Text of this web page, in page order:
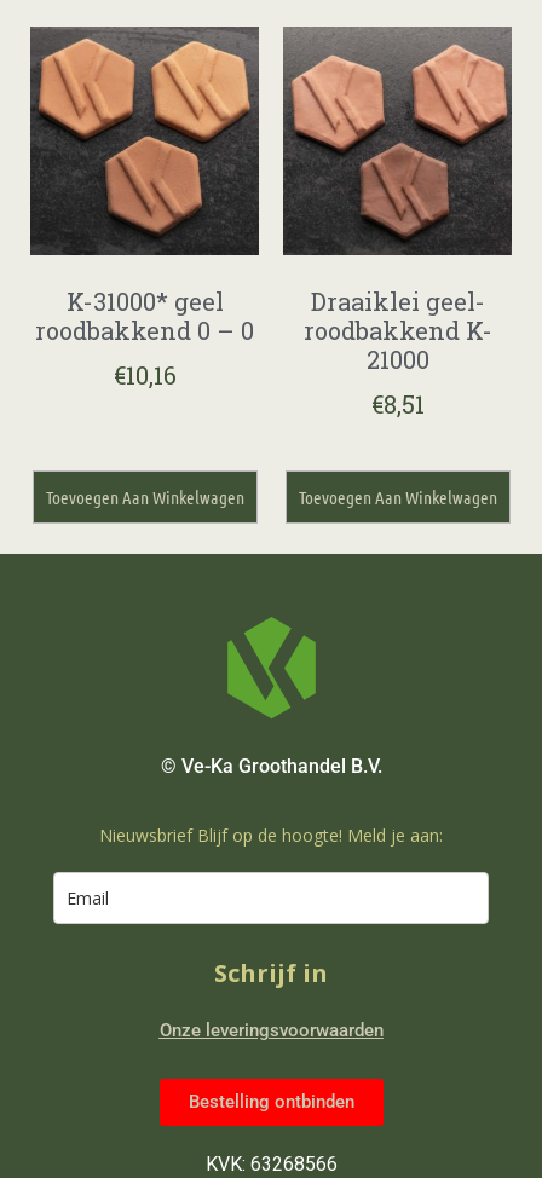
K-31000* geel
roodbakkend 0 – 0
€10,16
Toevoegen Aan Winkelwagen
Draaiklei geel-
roodbakkend K-
21000
€8,51
Toevoegen Aan Winkelwagen
© Ve-Ka Groothandel B.V.
Nieuwsbrief Blijf op de hoogte! Meld je aan:
Schrijf in
Onze leveringsvoorwaarden
Bestelling ontbinden
KVK: 63268566